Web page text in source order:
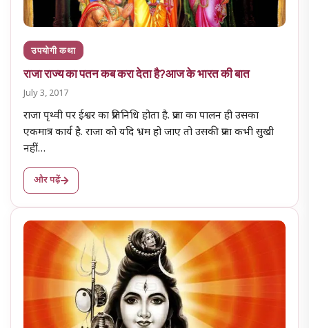
उपयोगी कथा
राजा राज्य का पतन कब करा देता है?आज के भारत की बात
July 3, 2017
राजा पृथ्वी पर ईश्वर का प्रतिनिधि होता है. प्रजा का पालन ही उसका
एकमात्र कार्य है. राजा को यदि भ्रम हो जाए तो उसकी प्रजा कभी सुखी
नहीं…
और पढ़ें